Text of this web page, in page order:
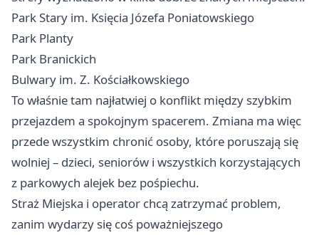
Park Stary im. Księcia Józefa Poniatowskiego
Park Planty
Park Branickich
Bulwary im. Z. Kościałkowskiego
To właśnie tam najłatwiej o konflikt między szybkim
przejazdem a spokojnym spacerem. Zmiana ma więc
przede wszystkim chronić osoby, które poruszają się
wolniej – dzieci, seniorów i wszystkich korzystających
z parkowych alejek bez pośpiechu.
Straż Miejska i operator chcą zatrzymać problem,
zanim wydarzy się coś poważniejszego